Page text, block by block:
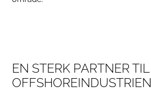
EN STERK PARTNER TIL
OFFSHOREINDUSTRIEN